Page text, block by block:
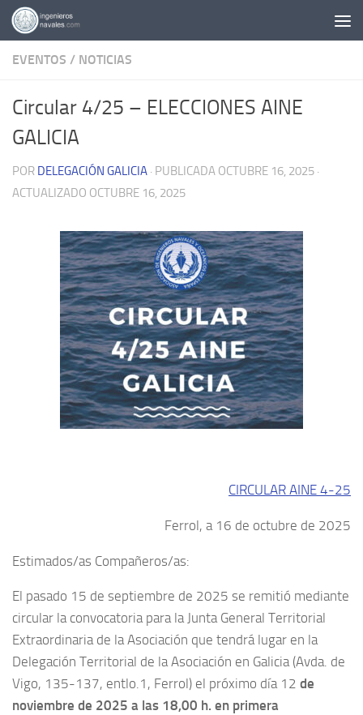
Saltar al contenido
EVENTOS / NOTICIAS
Circular 4/25 – ELECCIONES AINE
GALICIA
POR DELEGACIÓN GALICIA · PUBLICADA OCTUBRE 16, 2025 ·
ACTUALIZADO OCTUBRE 16, 2025
CIRCULAR AINE 4-25
Ferrol, a 16 de octubre de 2025
Estimados/as Compañeros/as:
El pasado 15 de septiembre de 2025 se remitió mediante
circular la convocatoria para la Junta General Territorial
Extraordinaria de la Asociación que tendrá lugar en la
Delegación Territorial de la Asociación en Galicia (Avda. de
Vigo, 135-137, entlo.1, Ferrol) el próximo día 12 de
noviembre de 2025 a las 18,00 h. en primera